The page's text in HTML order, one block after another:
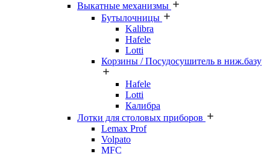
Выкатные механизмы
Бутылочницы
Kalibra
Hafele
Lotti
Корзины / Посудосушитель в ниж.базу
Hafele
Lotti
Калибра
Лотки для столовых приборов
Lemax Prof
Volpato
MFC